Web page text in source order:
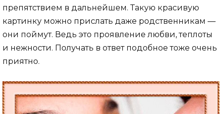
препятствием в дальнейшем. Такую красивую
картинку можно прислать даже родственникам —
они поймут. Ведь это проявление любви, теплоты
и нежности. Получать в ответ подобное тоже очень
приятно.